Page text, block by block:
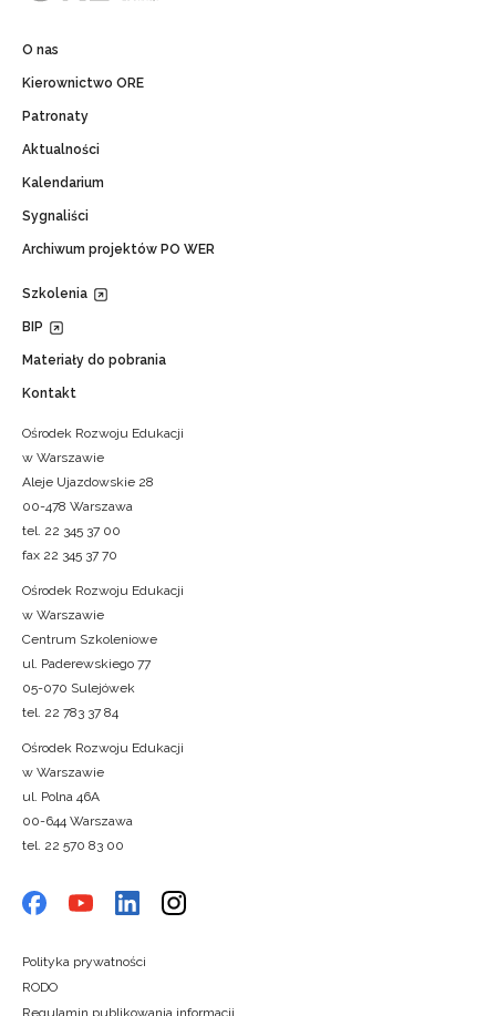
O nas
Kierownictwo ORE
Patronaty
Aktualności
Kalendarium
Sygnaliści
Archiwum projektów PO WER
Szkolenia
BIP
Materiały do pobrania
Kontakt
Ośrodek Rozwoju Edukacji
w Warszawie
Aleje Ujazdowskie 28
00-478 Warszawa
tel. 22 345 37 00
fax 22 345 37 70
Ośrodek Rozwoju Edukacji
w Warszawie
Centrum Szkoleniowe
ul. Paderewskiego 77
05-070 Sulejówek
tel. 22 783 37 84
Ośrodek Rozwoju Edukacji
w Warszawie
ul. Polna 46A
00-644 Warszawa
tel. 22 570 83 00
Polityka prywatności
RODO
Regulamin publikowania informacji